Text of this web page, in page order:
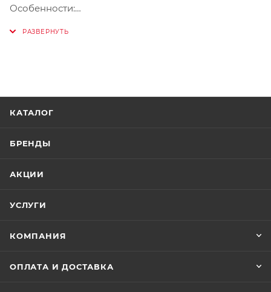
Особенности:
• подходят для езды в очках с диоптриями (OTG).
КАТАЛОГ
БРЕНДЫ
АКЦИИ
УСЛУГИ
КОМПАНИЯ
ОПЛАТА И ДОСТАВКА